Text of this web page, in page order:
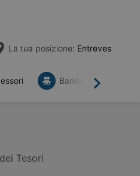
La tua posizione: Entreves
Avanti
Bambini
Tesori